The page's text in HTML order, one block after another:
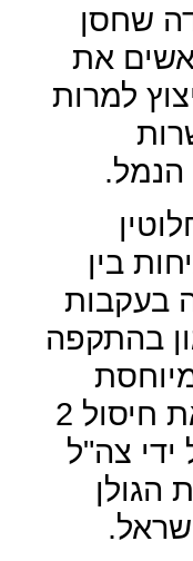
שחסן
את
למרות
הנמל.
בין
בעקבות
בהתקפה
לישראל ולא הזכיר את חיסול 2
ידי צה"ל
הגולן